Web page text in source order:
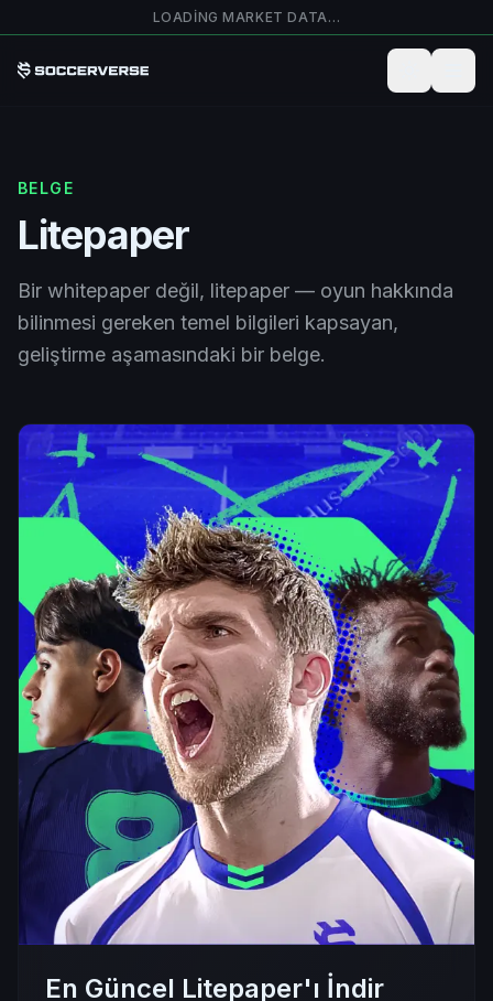
LOADING MARKET DATA…
BELGE
Litepaper
Bir whitepaper değil, litepaper — oyun hakkında
bilinmesi gereken temel bilgileri kapsayan,
geliştirme aşamasındaki bir belge.
En Güncel Litepaper'ı İndir